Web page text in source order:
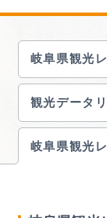
教育旅行モデル
資料請求
岐阜県観光
岐阜県観光
観光データ